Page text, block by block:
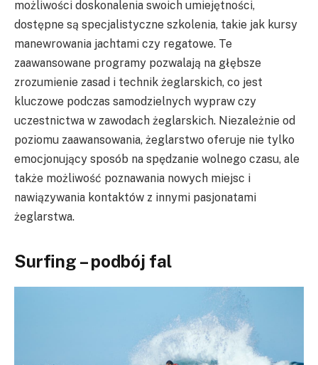
możliwości doskonalenia swoich umiejętności,
dostępne są specjalistyczne szkolenia, takie jak kursy
manewrowania jachtami czy regatowe. Te
zaawansowane programy pozwalają na głębsze
zrozumienie zasad i technik żeglarskich, co jest
kluczowe podczas samodzielnych wypraw czy
uczestnictwa w zawodach żeglarskich. Niezależnie od
poziomu zaawansowania, żeglarstwo oferuje nie tylko
emocjonujący sposób na spędzanie wolnego czasu, ale
także możliwość poznawania nowych miejsc i
nawiązywania kontaktów z innymi pasjonatami
żeglarstwa.
Surfing – podbój fal